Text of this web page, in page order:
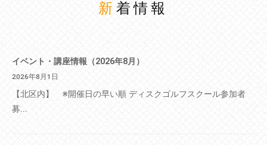
新着情報
イベント・講座情報（2026年8月）
2026年8月1日
【北区内】 ※開催日の早い順 ディスクゴルフスクール参加者
募...